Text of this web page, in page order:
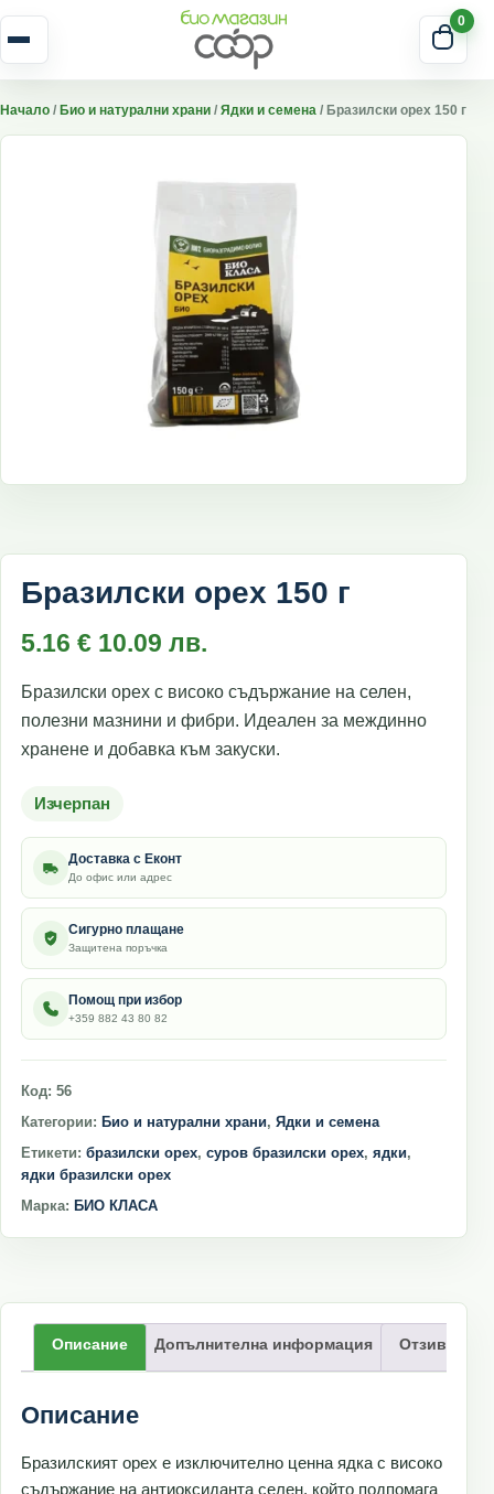
Skip to content 0
Начало / Био и натурални храни / Ядки и семена / Бразилски орех 150 г
Бразилски орех 150 г
5.16 € 10.09 лв.
Бразилски орех с високо съдържание на селен,
полезни мазнини и фибри. Идеален за междинно
хранене и добавка към закуски.
Изчерпан
Доставка с Еконт
До офис или адрес
Сигурно плащане
Защитена поръчка
Помощ при избор
+359 882 43 80 82
Код: 56
Категории: Био и натурални храни, Ядки и семена
Етикети: бразилски орех, суров бразилски орех, ядки,
ядки бразилски орех
Марка: БИО КЛАСА
Описание Допълнителна информация Отзиви (0)
Описание
Бразилският орех е изключително ценна ядка с високо
съдържание на антиоксиданта селен, който подпомага